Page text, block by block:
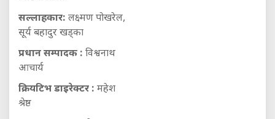
सल्लाहकार: लक्ष्मण पोखरेल,
सूर्य बहादुर खड्का
प्रधान सम्पादक : विश्वनाथ
आचार्य
क्रियटिभ डाइरेक्टर : महेश
श्रेष्ठ